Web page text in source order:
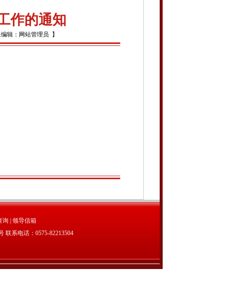
作的通知
辑：网站管理员 】
询
领导信箱
联系电话：0575-82213504